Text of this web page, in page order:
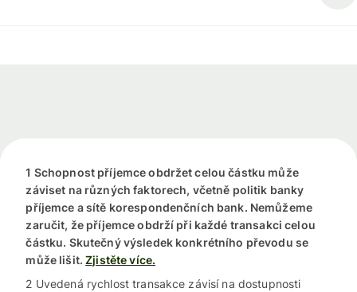
1 Schopnost příjemce obdržet celou částku může
záviset na různých faktorech, včetně politik banky
příjemce a sítě korespondenčních bank. Nemůžeme
zaručit, že příjemce obdrží při každé transakci celou
částku. Skutečný výsledek konkrétního převodu se
může lišit. Zjistěte více.
2 Uvedená rychlost transakce závisí na dostupnosti